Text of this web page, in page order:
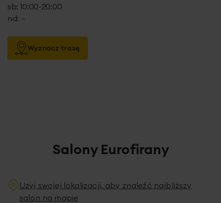
sb: 10:00-20:00
nd: –
Wyznacz trasę
Salony Eurofirany
Użyj swojej lokalizacji, aby znaleźć najbliższy
salon na mapie